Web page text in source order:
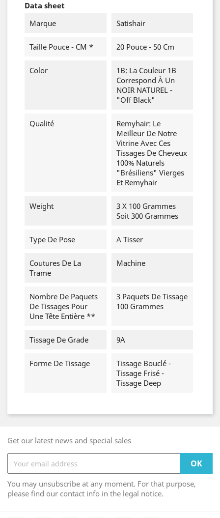
Data sheet
Marque
Satishair
Taille Pouce - CM * 20 Pouce - 50 Cm
Color
1B: La Couleur 1B
Correspond À Un
NOIR NATUREL -
"Off Black"
Qualité
Remyhair: Le
Meilleur De Notre
Vitrine Avec Ces
Tissages De Cheveux
100% Naturels
"brésiliens" Vierges
Et Remyhair
Weight
3 X 100 Grammes
Soit 300 Grammes
Type De Pose A Tisser
Coutures De La
Trame
Machine
Nombre De Paquets
De Tissages Pour
Une Tête Entière **
3 Paquets De Tissage
100 Grammes
Tissage De Grade 9A
Forme De Tissage
Tissage Bouclé -
Tissage Frisé -
Tissage Deep
Get our latest news and special sales
You may unsubscribe at any moment. For that purpose,
please find our contact info in the legal notice.